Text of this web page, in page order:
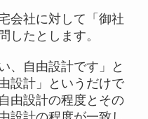
会社に対して「御社
したとします。
、自由設計です」と
設計」というだけで
由設計の程度とその